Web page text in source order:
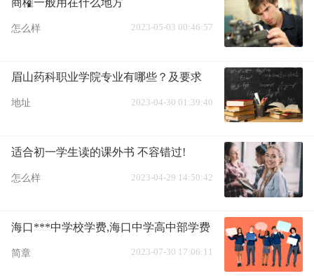
怎么样 2023-05-03 00:46:57
眉山药科职业学院专业有哪些？及要求
地址 2023-04-30 01:39:40
适合初一学生读的课外书 不容错过!
怎么样 2023-04-29 14:50:42
海口***中学校学费,海口中学高中部学费
简章 2023-07-30 17:06:11